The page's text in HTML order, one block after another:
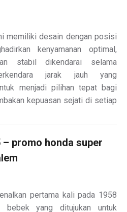
memiliki desain dengan posisi
kenyamanan optimal,
stabil dikendarai selama
jarak jauh yang
menjadi pilihan tepat bagi
kepuasan sejati di setiap
– promo honda super
pertama kali pada 1958
bebek yang ditujukan untuk